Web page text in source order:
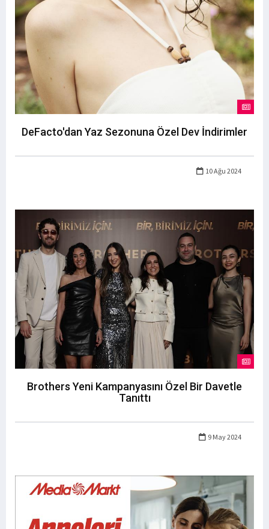
DeFacto'dan Yaz Sezonuna Özel Dev İndirimler
10 Ağu 2024
Brothers Yeni Kampanyasını Özel Bir Davetle
Tanıttı
9 May 2024